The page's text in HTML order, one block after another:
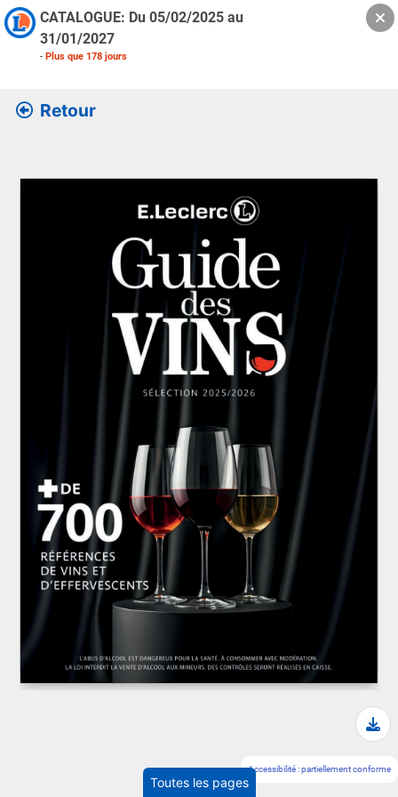
CATALOGUE: Du 05/02/2025 au
31/01/2027
- Plus que 178 jours
Retour
Accessibilité : partiellement conforme
Toutes les pages